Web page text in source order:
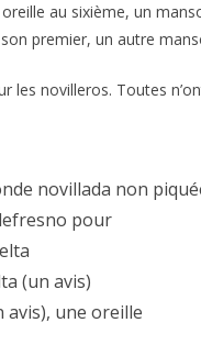
au sixième, un
premier, un autre
les novilleros. Toutes
novillada non
pour
(un avis)
avis), une oreille
TAURINES
TAURINES 2026